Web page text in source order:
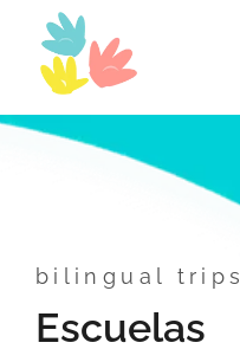
Bilingual World
bilingual trips
Escuelas